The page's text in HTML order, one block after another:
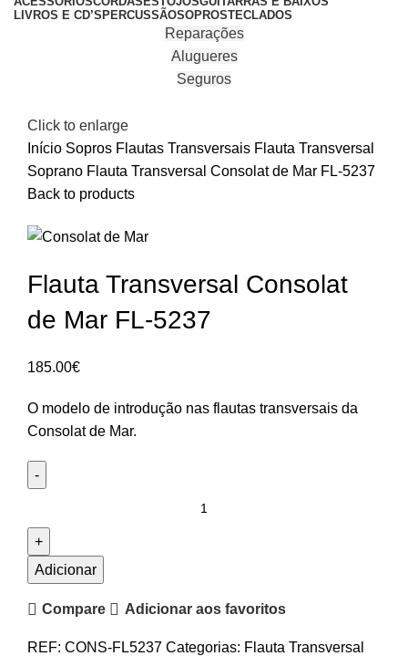
LIVROS E CD’S PERCUSSÃOSOPROSTECLADOS
Reparações
Alugueres
Seguros
Click to enlarge
Início Sopros Flautas Transversais Flauta Transversal
Soprano Flauta Transversal Consolat de Mar FL-5237
Back to products
Flauta Transversal Consolat
de Mar FL-5237
185.00€
O modelo de introdução nas flautas transversais da
Consolat de Mar.
Flauta
Transversal
de
Adicionar
Compare Adicionar aos favoritos
REF: CONS-FL5237 Categorias: Flauta Transversal